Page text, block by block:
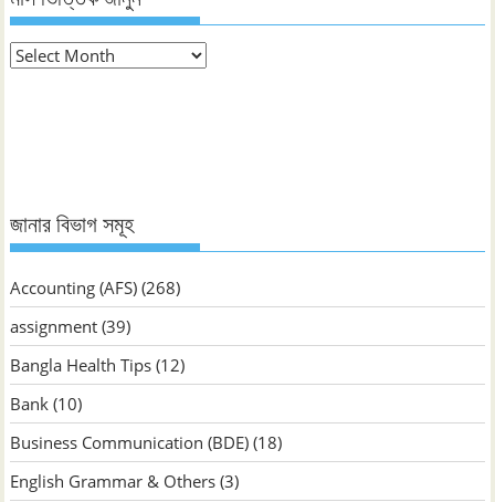
মাস
জানার বিভাগ সমূহ
Accounting (AFS) (268)
assignment (39)
Bangla Health Tips (12)
Bank (10)
Business Communication (BDE) (18)
English Grammar & Others (3)